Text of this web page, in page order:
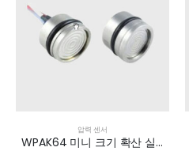
압력 센서
WPAK64 미니 크기 확산 실리콘 압력 센서